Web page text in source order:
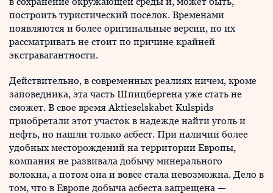
построить туристический поселок. Временами
появляются и более оригинальные версии, но их
рассматривать не стоит по причине крайней
экстравагантности.
Действительно, в современных реалиях ничем, кроме
заповедника, эта часть Шпицбергена уже стать не
сможет. В свое время Aktieselskabet Kulspids
приобретали этот участок в надежде найти уголь и
нефть, но нашли только асбест. При наличии более
удобных месторождений на территории Европы,
компания не развивала добычу минерального
волокна, а потом она и вовсе стала невозможна. Дело в
том, что в Европе добыча асбеста запрещена —